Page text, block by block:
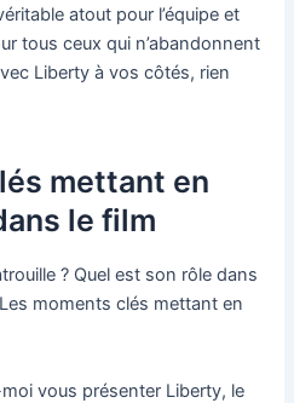
atout pour l’équipe et
tous ceux qui n’abandonnent
Liberty à vos côtés, rien
mettant en
le film
? Quel est son rôle dans
moments clés mettant en
vous présenter Liberty, le